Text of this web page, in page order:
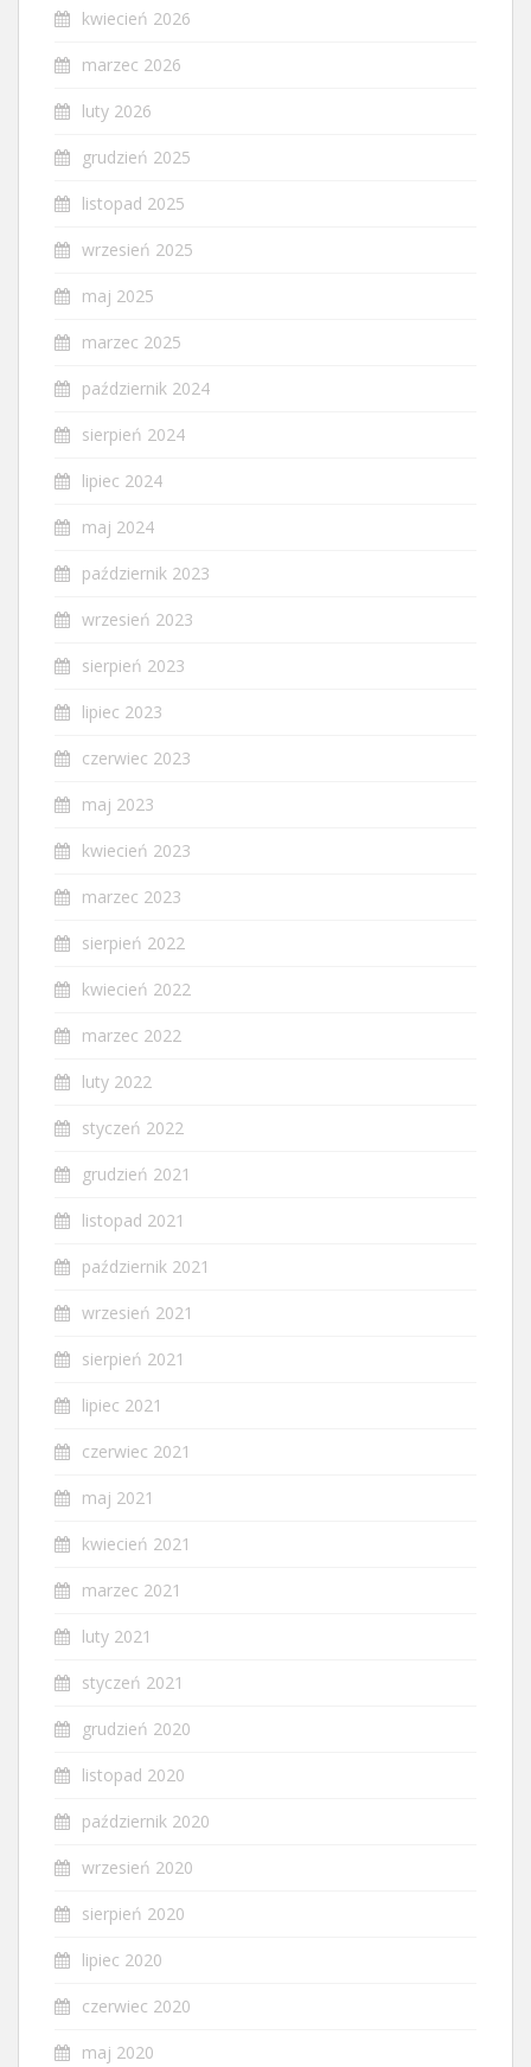
kwiecień 2026
marzec 2026
luty 2026
grudzień 2025
listopad 2025
wrzesień 2025
maj 2025
marzec 2025
październik 2024
sierpień 2024
lipiec 2024
maj 2024
październik 2023
wrzesień 2023
sierpień 2023
lipiec 2023
czerwiec 2023
maj 2023
kwiecień 2023
marzec 2023
sierpień 2022
kwiecień 2022
marzec 2022
luty 2022
styczeń 2022
grudzień 2021
listopad 2021
październik 2021
wrzesień 2021
sierpień 2021
lipiec 2021
czerwiec 2021
maj 2021
kwiecień 2021
marzec 2021
luty 2021
styczeń 2021
grudzień 2020
listopad 2020
październik 2020
wrzesień 2020
sierpień 2020
lipiec 2020
czerwiec 2020
maj 2020